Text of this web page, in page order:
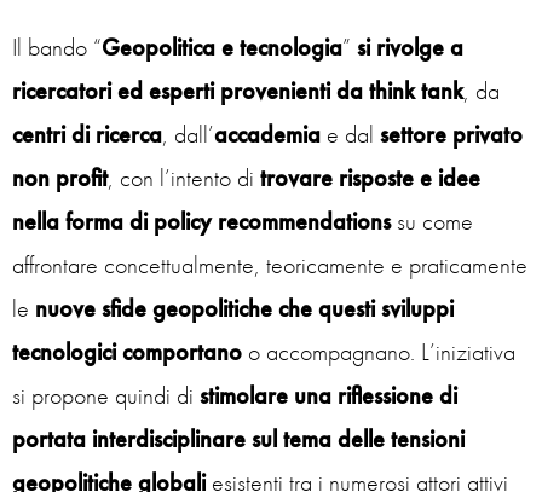
Il bando “Geopolitica e tecnologia” si rivolge a
ricercatori ed esperti provenienti da think tank, da
centri di ricerca, dall’accademia e dal settore privato
non profit, con l’intento di trovare risposte e idee
nella forma di policy recommendationssu come
affrontare concettualmente, teoricamente e praticamente
le nuove sfide geopolitiche che questi sviluppi
tecnologici comportano o accompagnano. L’iniziativa
si propone quindi di stimolare una riflessione di
portata interdisciplinare sul tema delle tensioni
geopolitiche globaliesistenti tra i numerosi attori attivi